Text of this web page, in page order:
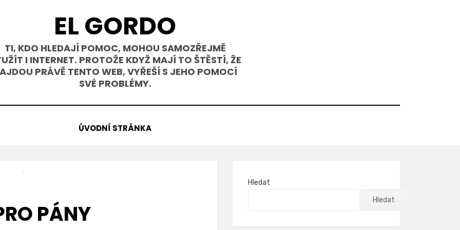
EL GORDO
TI, KDO HLEDAJÍ POMOC, MOHOU SAMOZŘEJMĚ
I INTERNET. PROTOŽE KDYŽ MAJÍ TO ŠTĚSTÍ, ŽE
PRÁVĚ TENTO WEB, VYŘEŠÍ S JEHO POMOCÍ
SVÉ PROBLÉMY.
ÚVODNÍ STRÁNKA
PÁNY
Hledat
Hledat